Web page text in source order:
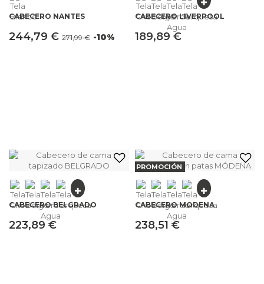
CABECERO NANTES
244,79 € 271,99 € -10%
CABECERO LIVERPOOL
189,89 €
CABECERO BELGRADO
223,89 €
PROMOCIÓN
CABECERO MÓDENA
238,51 €